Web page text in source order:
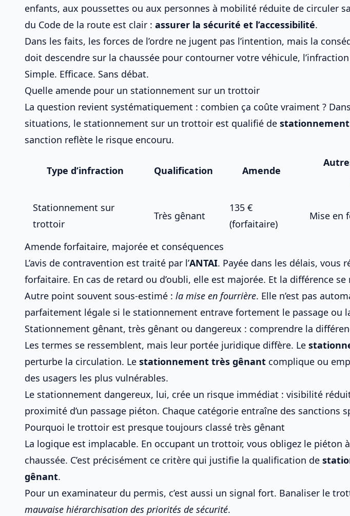
enfants, aux poussettes ou aux personnes à mobilité réduite de circuler
du Code de la route est clair : assurer la sécurité et l’accessibilité.
Dans les faits, les forces de l’ordre ne jugent pas l’intention, mais la
doit descendre sur la chaussée pour contourner votre véhicule,
Simple. Efficace. Sans débat.
Quelle amende pour un stationnement sur un trottoir
La question revient systématiquement : combien ça coûte vraiment ?
situations, le stationnement sur un trottoir est qualifié de
sanction reflète le risque encouru.
Type d’infraction Qualification Amende
Stationnement sur
trottoir
Très gênant
135 €
(forfaitaire)
Mise en
Amende forfaitaire, majorée et conséquences
L’avis de contravention est traité par l’ANTAI. Payée dans les délais, vous
forfaitaire. En cas de retard ou d’oubli, elle est majorée. Et la différence
Autre point souvent sous-estimé : la mise en fourrière. Elle n’est pas
parfaitement légale si le stationnement entrave fortement le passage ou
Stationnement gênant, très gênant ou dangereux : comprendre la
Les termes se ressemblent, mais leur portée juridique diffère. Le
perturbe la circulation. Le stationnement très gênant complique ou
des usagers les plus vulnérables.
Le stationnement dangereux, lui, crée un risque immédiat : visibilité
proximité d’un passage piéton. Chaque catégorie entraîne des sanctions
Pourquoi le trottoir est presque toujours classé très gênant
La logique est implacable. En occupant un trottoir, vous obligez le piéton
chaussée. C’est précisément ce critère qui justifie la qualification de
gênant.
Pour un examinateur du permis, c’est aussi un signal fort. Banaliser le
mauvaise hiérarchisation des priorités de sécurité.